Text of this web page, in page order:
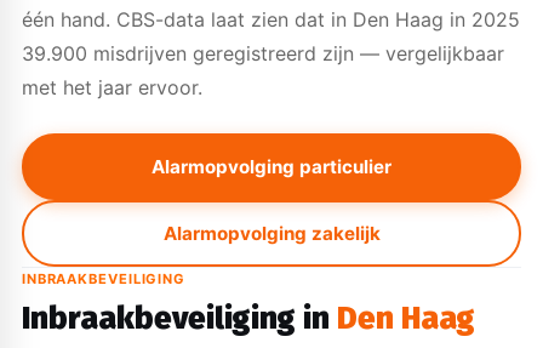
één hand. CBS-data laat zien dat in Den Haag in 2025
39.900 misdrijven geregistreerd zijn — vergelijkbaar
met het jaar ervoor.
Alarmopvolging particulier
Alarmopvolging zakelijk
INBRAAKBEVEILIGING
Inbraakbeveiliging in Den Haag